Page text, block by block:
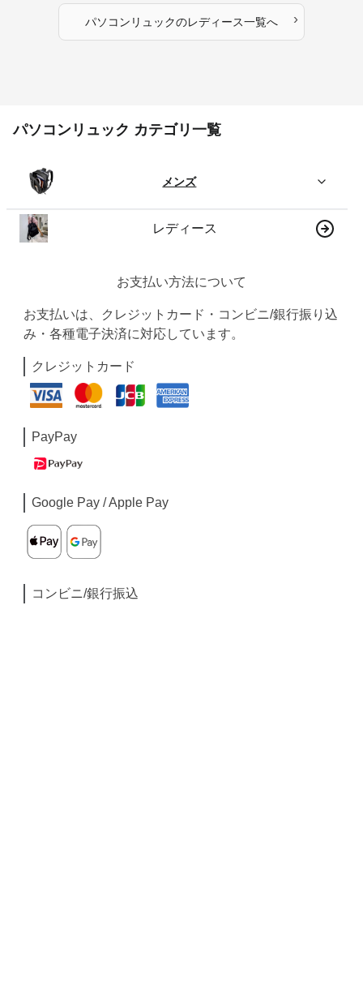
パソコンリュックのレディース一覧へ ›
パソコンリュック カテゴリ一覧
メンズ
レディース
お支払い方法について
お支払いは、クレジットカード・コンビニ/銀行振り込
み・各種電子決済に対応しています。
クレジットカード
PayPay
Google Pay / Apple Pay
コンビニ/銀行振込